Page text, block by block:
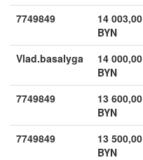
7749849
14 003,00
BYN
Vlad.basalyga
14 000,00
BYN
7749849
13 600,00
BYN
7749849
13 500,00
BYN